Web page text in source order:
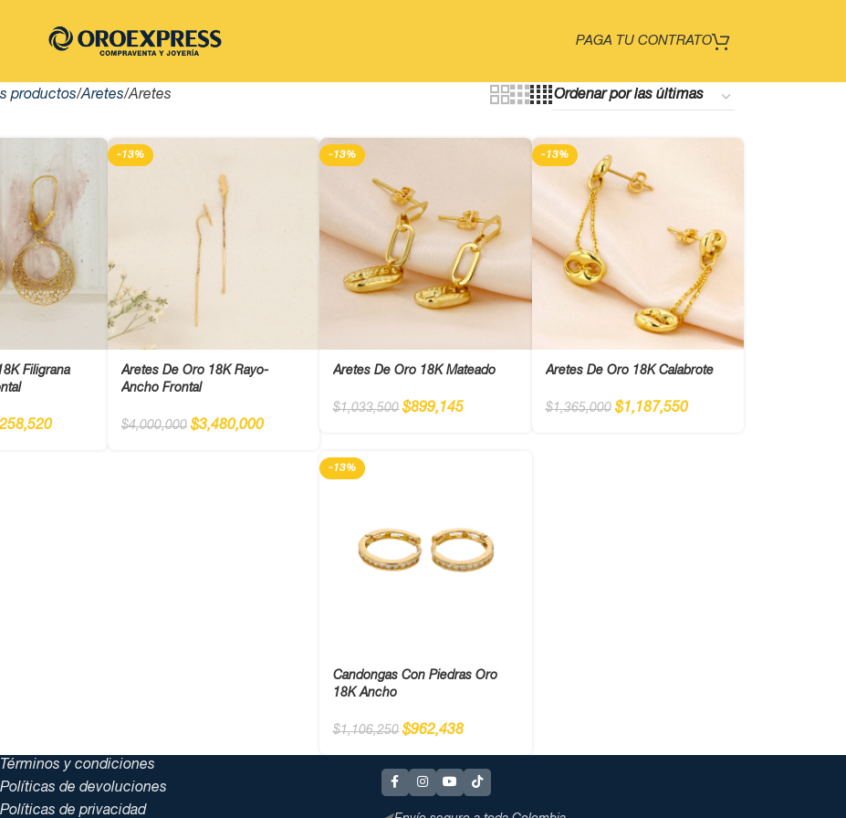
PAGA TU CONTRATO
productos Aretes Aretes
Filigrana
-13%
Aretes De Oro 18K Rayo-
Ancho Frontal
$4,000,000 $3,480,000
-13%
Aretes De Oro 18K Mateado
$1,033,500 $899,145
-13%
Aretes De Oro 18K Calabrote
$1,365,000 $1,187,550
-13%
Candongas Con Piedras Oro
18K Ancho
$1,106,250 $962,438
Términos y condiciones
Políticas de devoluciones
Políticas de privacidad